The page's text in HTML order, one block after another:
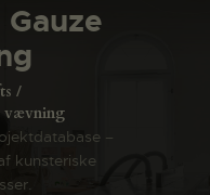
vævning
–
kunsteriske